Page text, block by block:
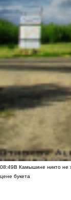
08:49В Камышине никто не
цене букета